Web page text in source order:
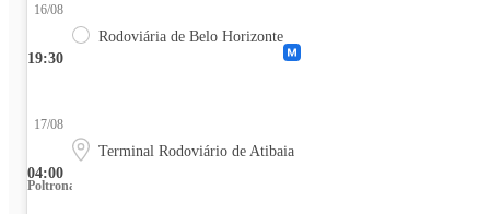
19:30
16/08
Rodoviária de Belo Horizonte
04:00
17/08
Terminal Rodoviário de Atibaia
Poltrona